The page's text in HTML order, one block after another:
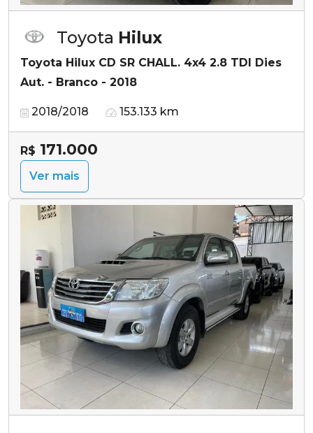
Toyota Hilux
Toyota Hilux CD SR CHALL. 4x4 2.8 TDI Dies
Aut. - Branco - 2018
2018/2018 153.133 km
R$ 171.000
Ver mais